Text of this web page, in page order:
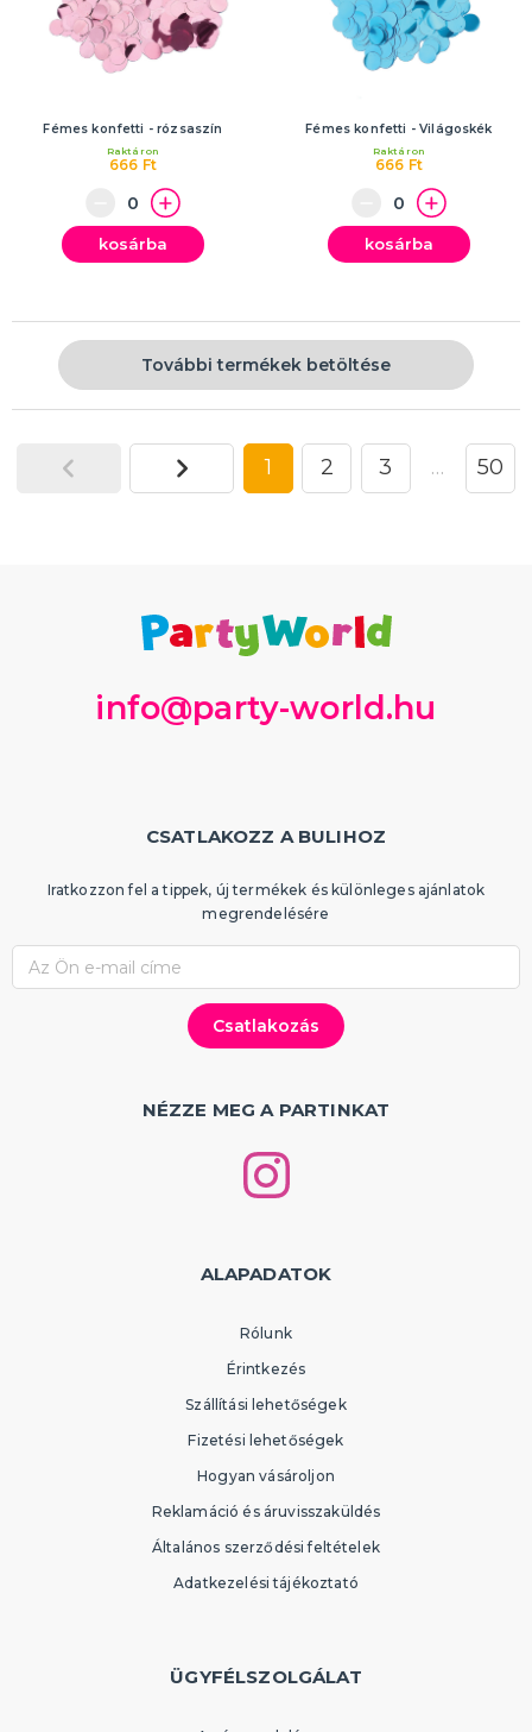
Fémes konfetti - rózsaszín
666 Ft
Raktáron
kosárba
Fémes konfetti - Világoskék
666 Ft
Raktáron
kosárba
További termékek betöltése
1 2 3 … 50
info@party-world.hu
CSATLAKOZZ A BULIHOZ
Iratkozzon fel a tippek, új termékek és különleges ajánlatok
megrendelésére
NÉZZE MEG A PARTINKAT
ALAPADATOK
Rólunk
Érintkezés
Szállítási lehetőségek
Fizetési lehetőségek
Hogyan vásároljon
Reklamáció és áruvisszaküldés
Általános szerződési feltételek
Adatkezelési tájékoztató
ÜGYFÉLSZOLGÁLAT